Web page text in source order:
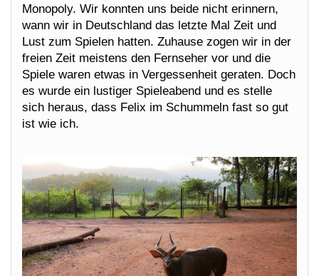
Monopoly. Wir konnten uns beide nicht erinnern,
wann wir in Deutschland das letzte Mal Zeit und
Lust zum Spielen hatten. Zuhause zogen wir in der
freien Zeit meistens den Fernseher vor und die
Spiele waren etwas in Vergessenheit geraten. Doch
es wurde ein lustiger Spieleabend und es stelle
sich heraus, dass Felix im Schummeln fast so gut
ist wie ich.